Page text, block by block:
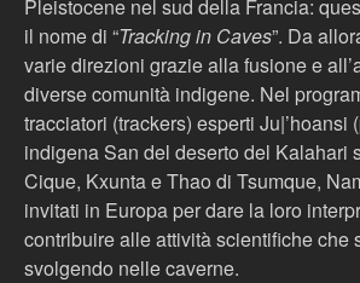
Pleistocene nel sud della Francia:
il nome di “Tracking in Caves”. Da
varie direzioni grazie alla fusione e
diverse comunità indigene. Nel
tracciatori (trackers) esperti Ju|’hoansi
indigena San del deserto del Kalahari
Cique, Kxunta e Thao di Tsumque,
invitati in Europa per dare la loro
contribuire alle attività scientifiche che
svolgendo nelle caverne.